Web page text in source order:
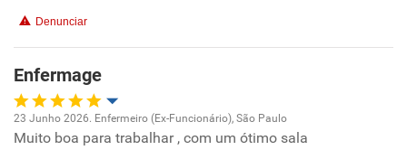
Recomenda esta empresa
Recomenda a diretoria
Denunciar
Enfermage
Oportunidade de promoção
23 Junho 2026. Enfermeiro (Ex-Funcionário), São Paulo
Muito boa para trabalhar , com um ótimo sala